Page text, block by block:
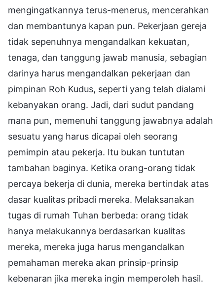
mengingatkannya terus-menerus, mencerahkan
dan membantunya kapan pun. Pekerjaan gereja
tidak sepenuhnya mengandalkan kekuatan,
tenaga, dan tanggung jawab manusia, sebagian
darinya harus mengandalkan pekerjaan dan
pimpinan Roh Kudus, seperti yang telah dialami
kebanyakan orang. Jadi, dari sudut pandang
mana pun, memenuhi tanggung jawabnya adalah
sesuatu yang harus dicapai oleh seorang
pemimpin atau pekerja. Itu bukan tuntutan
tambahan baginya. Ketika orang-orang tidak
percaya bekerja di dunia, mereka bertindak atas
dasar kualitas pribadi mereka. Melaksanakan
tugas di rumah Tuhan berbeda: orang tidak
hanya melakukannya berdasarkan kualitas
mereka, mereka juga harus mengandalkan
pemahaman mereka akan prinsip-prinsip
kebenaran jika mereka ingin memperoleh hasil.